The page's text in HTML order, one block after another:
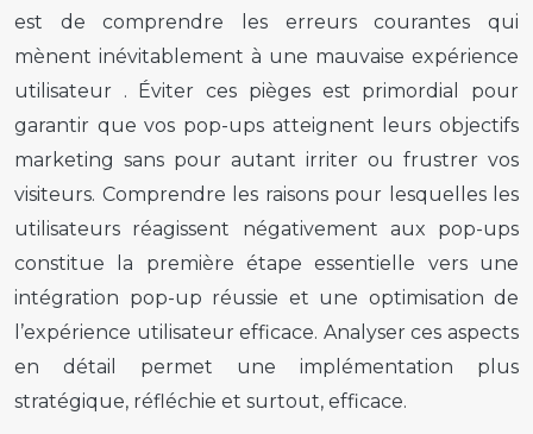
est de comprendre les erreurs courantes qui
mènent inévitablement à une mauvaise expérience
utilisateur . Éviter ces pièges est primordial pour
garantir que vos pop-ups atteignent leurs objectifs
marketing sans pour autant irriter ou frustrer vos
visiteurs. Comprendre les raisons pour lesquelles les
utilisateurs réagissent négativement aux pop-ups
constitue la première étape essentielle vers une
intégration pop-up réussie et une optimisation de
l’expérience utilisateurefficace. Analyser ces aspects
en détail permet une implémentation plus
stratégique, réfléchie et surtout, efficace.